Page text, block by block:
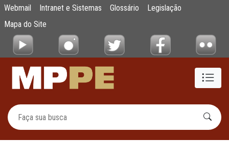
Pular para o Conteúdo principal
MPPE divulga os encaminhamentos da
Webmail Intranet e Sistemas Glossário
Legislação
Mapa do Site